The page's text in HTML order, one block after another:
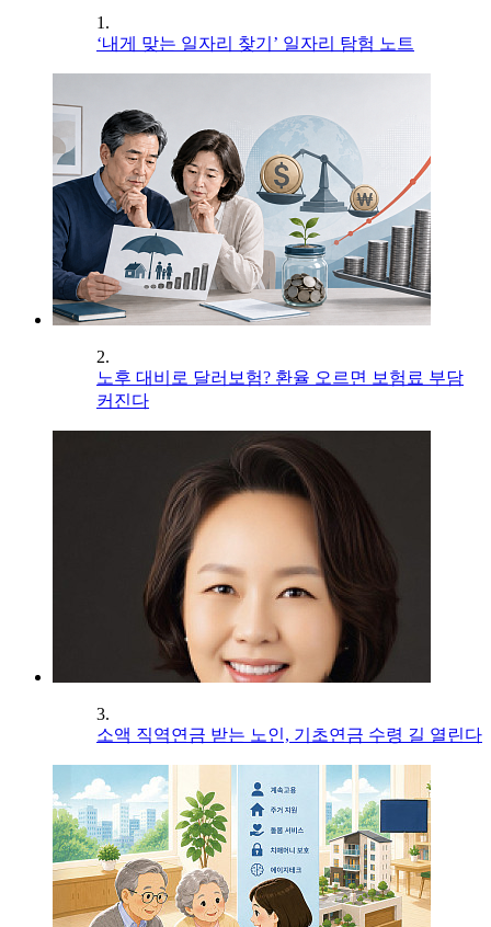
1.
‘내게 맞는 일자리 찾기’ 일자리 탐험 노트
2.
노후 대비로 달러보험? 환율 오르면 보험료 부담
커진다
3.
소액 직역연금 받는 노인, 기초연금 수령 길 열린다